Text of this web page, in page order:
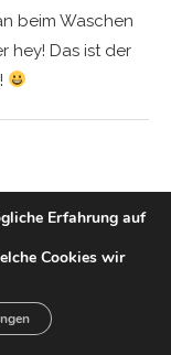
beim Waschen
hey! Das ist der
Erfahrung auf
Cookies wir